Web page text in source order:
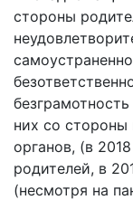
стороны
них со стороны
органов, (в
родителей, в
(несмотря на